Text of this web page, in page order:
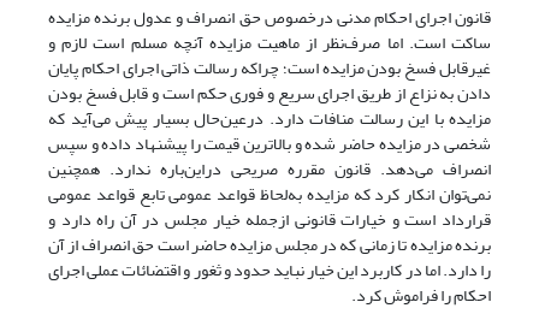
قانون اجرای احکام مدنی درخصوص حق انصراف و عدول برنده مزایده
ساکت است. اما صرف‌نظر از ماهیت مزایده آنچه مسلم است لازم و
غیرقابل فسخ بودن مزایده است؛ چراکه رسالت ذاتی اجرای احکام پایان
دادن به نزاع از طریق اجرای سریع و فوری حکم است و قابل فسخ بودن
مزایده با این رسالت منافات دارد. در‌عین‌حال بسیار پیش می‌آید که
شخصی در مزایده حاضر شده و بالاترین قیمت را پیشنهاد داده و سپس
انصراف می‌دهد. قانون مقرره صریحی در‌این‌باره ندارد. همچنین
نمی‌توان انکار کرد که مزایده به‌لحاظ قواعد عمومی تابع قواعد عمومی
قرارداد است و خیارات قانونی از‌جمله خیار مجلس در آن راه دارد و
برنده مزایده تا زمانی که در مجلس مزایده حاضر است حق انصراف از آن
را دارد. اما در کاربرد این خیار نباید حدود و ثغور و اقتضائات عملی اجرای
احکام را فراموش کرد.